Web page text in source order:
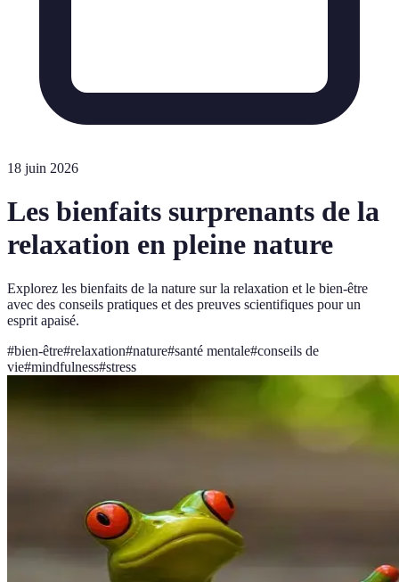
18 juin 2026
Les bienfaits surprenants de la
relaxation en pleine nature
Explorez les bienfaits de la nature sur la relaxation et le bien-être
avec des conseils pratiques et des preuves scientifiques pour un
esprit apaisé.
#bien-être#relaxation#nature#santé mentale#conseils de
vie#mindfulness#stress